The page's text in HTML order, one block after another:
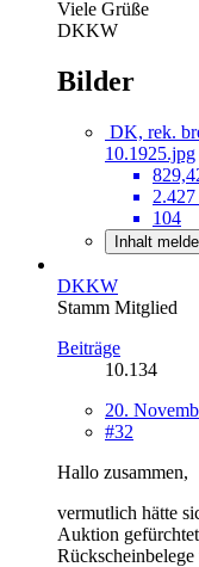
Viele Grüße
DKKW
Bilder
DK, rek.
10.1925.jpg
104
Inhalt
DKKW
Stamm Mitglied
Beiträge
10.134
20.
#32
Hallo zusammen,
vermutlich hätte
Auktion
Rückscheinbelege